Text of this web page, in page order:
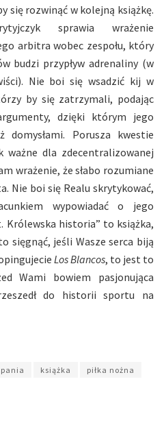
się rozwinąć w kolejną książkę.
sprawia wrażenie
arbitra wobec zespołu, który
budzi przypływ adrenaliny (w
Nie boi się wsadzić kij w
by się zatrzymali, podając
dzięki którym jego
domysłami. Porusza kwestie
dla zdecentralizowanej
wrażenie, że słabo rozumiane
Nie boi się Realu skrytykować,
wypowiadać o jego
Królewska historia” to książka,
sięgnąć, jeśli Wasze serca biją
Los Blancos, to jest to
Wami bowiem pasjonująca
do historii sportu na
książka
piłka nożna